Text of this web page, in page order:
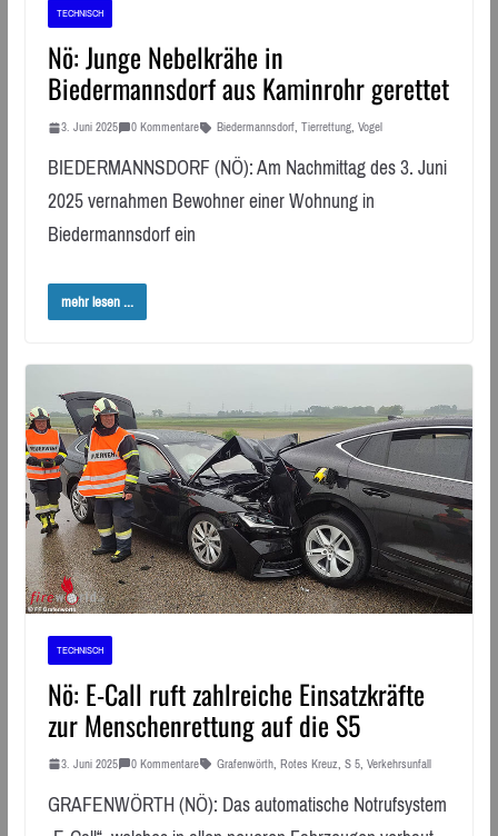
TECHNISCH
Nö: Junge Nebelkrähe in
Biedermannsdorf aus Kaminrohr gerettet
3. Juni 2025 0 Kommentare Biedermannsdorf, Tierrettung, Vogel
BIEDERMANNSDORF (NÖ): Am Nachmittag des 3. Juni
2025 vernahmen Bewohner einer Wohnung in
Biedermannsdorf ein
mehr lesen ...
TECHNISCH
Nö: E-Call ruft zahlreiche Einsatzkräfte
zur Menschenrettung auf die S5
3. Juni 2025 0 Kommentare Grafenwörth, Rotes Kreuz, S 5, Verkehrsunfall
GRAFENWÖRTH (NÖ): Das automatische Notrufsystem